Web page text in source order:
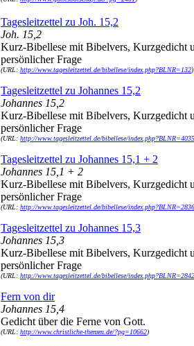
Tagesleitzettel zu Joh. 15,2
Joh. 15,2
Kurz-Bibellese mit Bibelvers, Kurzgedicht
persönlicher Frage
(URL: http://www.tagesleitzettel.de/bibellese/index.php?BLNR=132)
Tagesleitzettel zu Johannes 15,2
Johannes 15,2
Kurz-Bibellese mit Bibelvers, Kurzgedicht
persönlicher Frage
(URL: http://www.tagesleitzettel.de/bibellese/
Tagesleitzettel zu Johannes 15,1 + 2
Johannes 15,1 + 2
Kurz-Bibellese mit Bibelvers, Kurzgedicht
persönlicher Frage
(URL: http://www.tagesleitzettel.de/bibellese/index.php?BLNR=2836
Tagesleitzettel zu Johannes 15,3
Johannes 15,3
Kurz-Bibellese mit Bibelvers, Kurzgedicht
persönlicher Frage
(URL: http://www.tagesleitzettel.de/bibellese/index.php?BLNR=2842
Fern von dir
Johannes 15,4
Gedicht über die Ferne von Gott.
(URL: http://www.christliche-themen.de/?pg=10662)